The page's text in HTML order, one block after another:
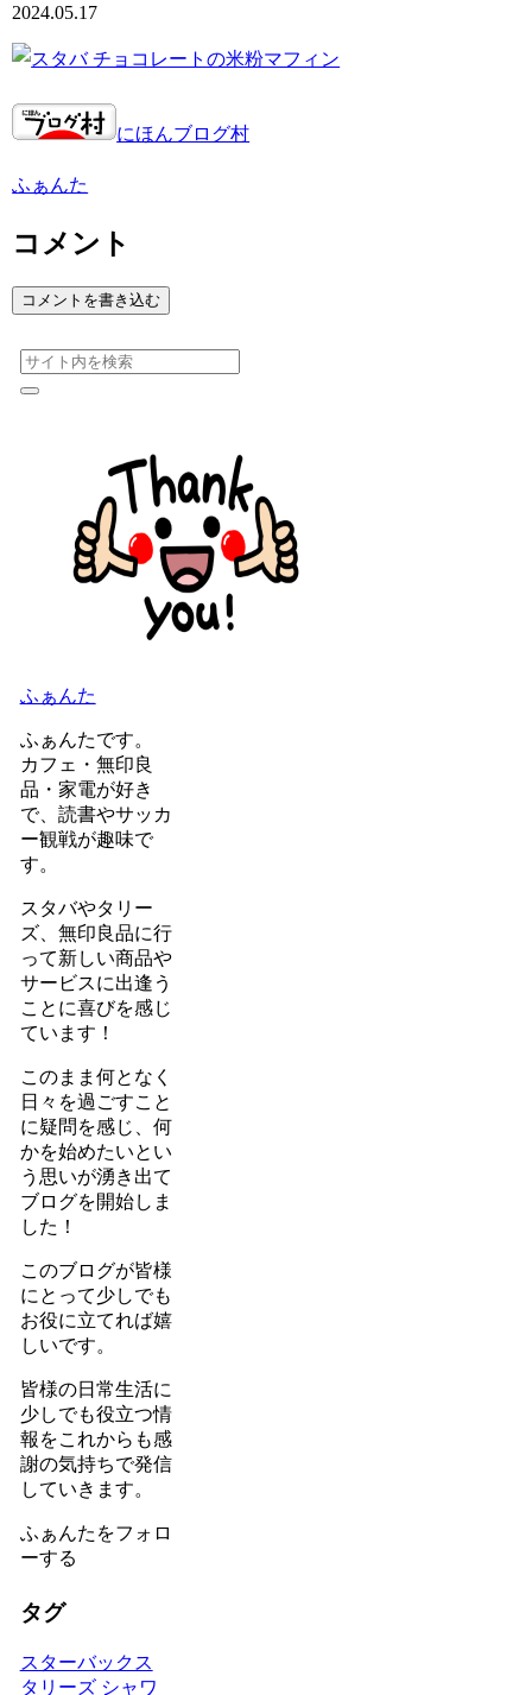
2024.05.17
にほんブログ村
ふぁんた
コメント
コメントを書き込む
ふぁんた
ふぁんたです。
カフェ・無印良
品・家電が好き
で、読書やサッカ
ー観戦が趣味で
す。
スタバやタリー
ズ、無印良品に行
って新しい商品や
サービスに出逢う
ことに喜びを感じ
ています！
このまま何となく
日々を過ごすこと
に疑問を感じ、何
かを始めたいとい
う思いが湧き出て
ブログを開始しま
した！
このブログが皆様
にとって少しでも
お役に立てれば嬉
しいです。
皆様の日常生活に
少しでも役立つ情
報をこれからも感
謝の気持ちで発信
していきます。
ふぁんたをフォロ
ーする
タグ
スターバックス
タリーズ シャワ